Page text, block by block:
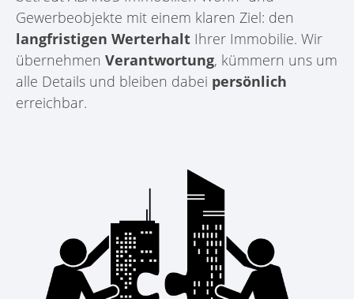
Gewerbeobjekte mit einem klaren Ziel: den
langfristigen Werterhalt Ihrer Immobilie. Wir
übernehmen Verantwortung, kümmern uns um
alle Details und bleiben dabei persönlich
erreichbar.